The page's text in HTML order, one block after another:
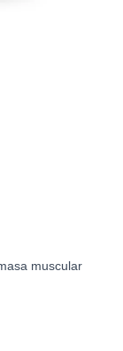
muscular